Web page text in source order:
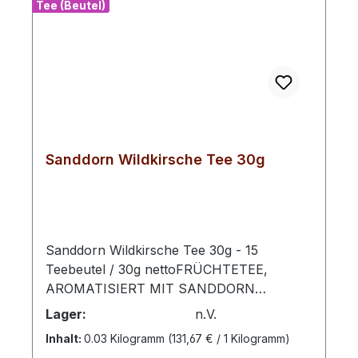
Tee (Beutel)
Sanddorn Wildkirsche Tee 30g
Sanddorn Wildkirsche Tee 30g - 15
Teebeutel / 30g nettoFRÜCHTETEE,
AROMATISIERT MIT SANDDORN
WILDKIRSCH-GESCHMACKZubereitung:
Pro Tasse 1 Aufgussbeutel mit kochendem
Wasser übergießen und 5 -10 Minuten
Lager: n.V.
Inhalt: 0.03 Kilogramm (131,67 € / 1 Kilogramm)